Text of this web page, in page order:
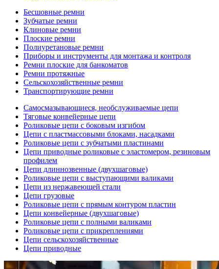
Бесшовные ремни
Зубчатые ремни
Клиновые ремни
Плоские ремни
Полиуретановые ремни
Приборы и инструменты для монтажа и контроля
Ремни плоские для банкоматов
Ремни протяжные
Сельскохозяйственные ремни
Транспортирующие ремни
Самосмазывающиеся, необслуживаемые цепи
Тяговые конвейерные цепи
Роликовые цепи с боковым изгибом
Цепи с пластмассовыми блоками, насадками
Роликовые цепи с зубчатыми пластинами
Цепи приводные роликовые с эластомером, резиновым
профилем
Цепи длиннозвенные (двухшаговые)
Роликовые цепи с выступающими валиками
Цепи из нержавеющей стали
Цепи грузовые
Роликовые цепи с прямым контуром пластин
Цепи конвейерные (двухшаговые)
Роликовые цепи с полными валиками
Роликовые цепи с прикреплениями
Цепи сельскохозяйственные
Цепи приводные